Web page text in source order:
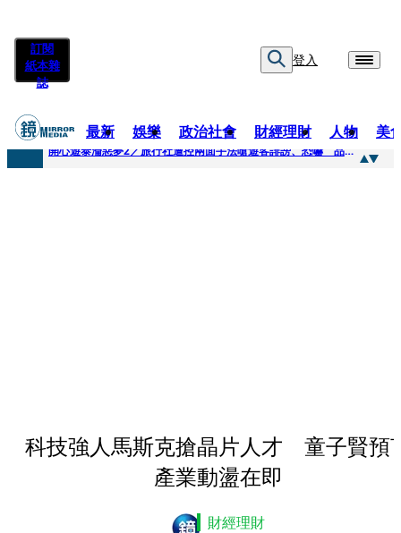
訂閱
紙本雜
誌
登入
最新 娛樂 政治社會 財經理財 人物 美
快訊
開心遊泰淪惡夢2／旅行社遭控兩面手法嗆遊客誹謗、恐嚇 品保協會回應了
科技強人馬斯克搶晶片人才 童子賢預
產業動盪在即
財經理財